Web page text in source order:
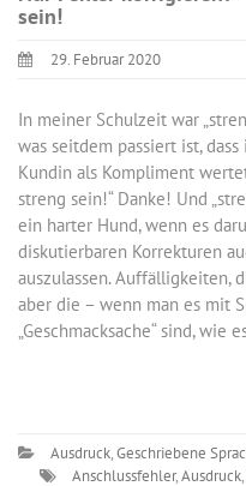
sein!
29. Februar 2020
In meiner Schulzeit war
was seitdem passiert ist,
Kundin als Kompliment
streng sein!“ Danke! Und
ein harter Hund, wenn es
diskutierbaren Korrekturen
auszulassen. Auffälligkeiten,
aber die – wenn man es mit
„Geschmacksache“ sind, wie
Ausdruck,Geschriebene
Anschlussfehler,Ausdruck,